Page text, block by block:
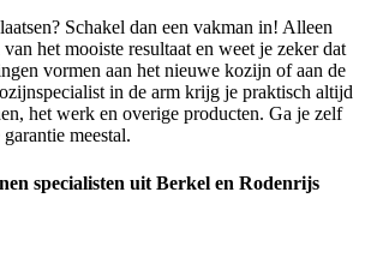
Schakel dan een vakman in! Alleen
het mooiste resultaat en weet je zeker dat
vormen aan het nieuwe kozijn of aan de
in de arm krijg je praktisch altijd
het werk en overige producten. Ga je zelf
meestal.
specialisten uit Berkel en Rodenrijs